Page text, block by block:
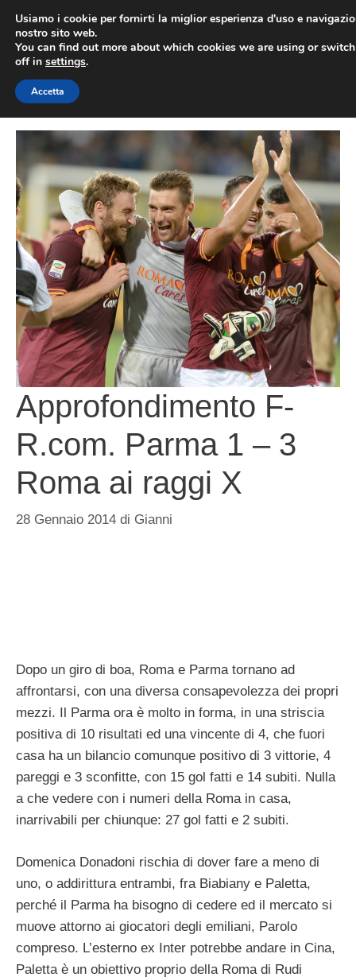
contenuto
Approfondimento F-
R.com. Parma 1 – 3
Roma ai raggi X
28 Gennaio 2014 di Gianni
Dopo un giro di boa, Roma e Parma tornano ad
affrontarsi, con una diversa consapevolezza dei propri
mezzi. Il Parma ora è molto in forma, in una striscia
positiva di 10 risultati ed una vincente di 4, che fuori
casa ha un bilancio comunque positivo di 3 vittorie, 4
pareggi e 3 sconfitte, con 15 gol fatti e 14 subiti. Nulla
a che vedere con i numeri della Roma in casa,
inarrivabili per chiunque: 27 gol fatti e 2 subiti.
Domenica Donadoni rischia di dover fare a meno di
uno, o addirittura entrambi, fra Biabiany e Paletta,
perché il Parma ha bisogno di cedere ed il mercato si
muove attorno ai giocatori degli emiliani, Parolo
compreso. L’esterno ex Inter potrebbe andare in Cina,
Paletta è un obiettivo proprio della Roma di Rudi
Usiamo i cookie per fornirti la miglior esperienza d'uso e
nostro sito web.
You can find out more about which cookies we are using or
off in settings.
Accetta